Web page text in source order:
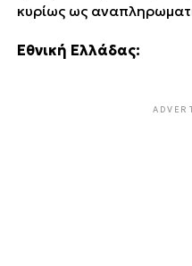
κυρίως ως
Εθνική Ελλάδας: